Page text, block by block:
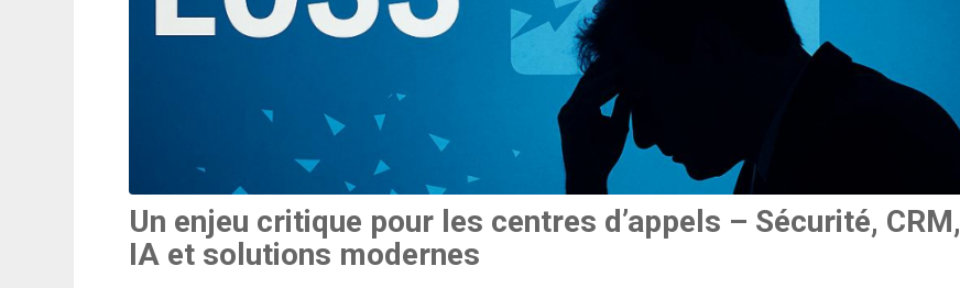
Un enjeu critique pour les centres d’appels – Sécurité, CRM,
IA et solutions modernes